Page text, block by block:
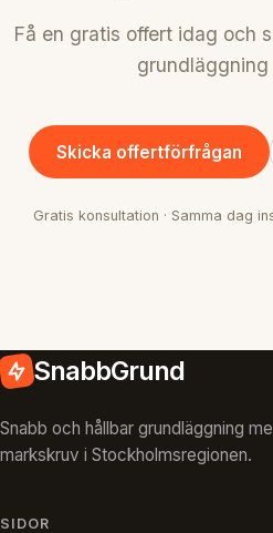
Få en gratis offert idag och
grundläggning
Skicka offertförfrågan
Gratis konsultation · Samma dag
SnabbGrund
Snabb och hållbar grundläggning
markskruv i Stockholmsregionen.
SIDOR